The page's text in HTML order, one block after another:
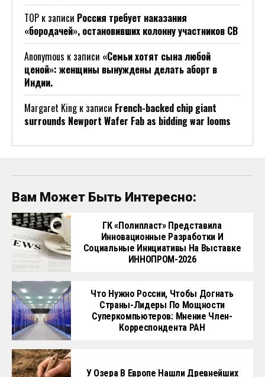
ТОР к записи Россия требует наказания
«бородачей», остановивших колонну участников СВ
Anonymous к записи «Семьи хотят сына любой
ценой»: женщины вынуждены делать аборт в
Индии.
Margaret Kingк записи French-backed chip giant
surrounds Newport Wafer Fab as bidding war looms
Вам Может Быть Интересно:
ГК «Полипласт» Представила
Инновационные Разработки И
Социальные Инициативы На Выставке
ИННОПРОМ-2026
Что Нужно России, Чтобы Догнать
Страны-Лидеры По Мощности
Суперкомпьютеров: Мнение Член-
Корреспондента РАН
У Озера В Европе Нашли Древнейших